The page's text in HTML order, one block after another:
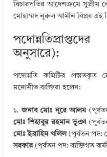
বিচারপতির আদেশক্রমে সুপ্রীম
মোহাম্মদ নূরুল আমীন বিপ্লব এই
অনুসারে):
পদোন্নতি কমিটির প্রস্তুতকৃত
মনোনীত ব্যক্তিরা হলেন:
১.জনাব মোঃ নূরে আলম
মোঃ শিহাবুর রহমান ভূঞা
মোঃ ইব্রাহিম খলিল(পূর্বতন পদ:
সরকার(পূর্বতন পদ: ব্যক্তিগত